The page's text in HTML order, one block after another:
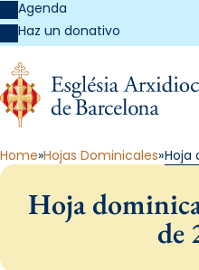
Agenda
Haz un donativo
Home Hojas Dominicales Hoja
Hoja
de